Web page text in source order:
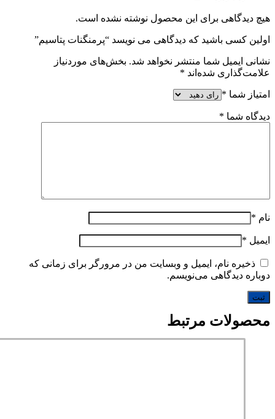
هیچ دیدگاهی برای این محصول نوشته نشده است.
اولین کسی باشید که دیدگاهی می نویسد “پرمنگنات پتاسیم”
نشانی ایمیل شما منتشر نخواهد شد. بخش‌های موردنیاز
علامت‌گذاری شده‌اند *
امتیاز شما *
دیدگاه شما *
نام *
ایمیل *
ذخیره نام، ایمیل و وبسایت من در مرورگر برای زمانی که
دوباره دیدگاهی می‌نویسم.
محصولات مرتبط